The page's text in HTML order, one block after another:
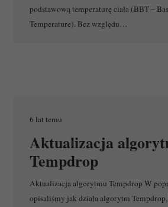
podstawową temperaturę ciała (BBT –
Temperature). Bez względu…
6 lat temu
Aktualizacja
Tempdrop
Aktualizacja algorytmu Tempdrop W
opisaliśmy jak działa algorytm